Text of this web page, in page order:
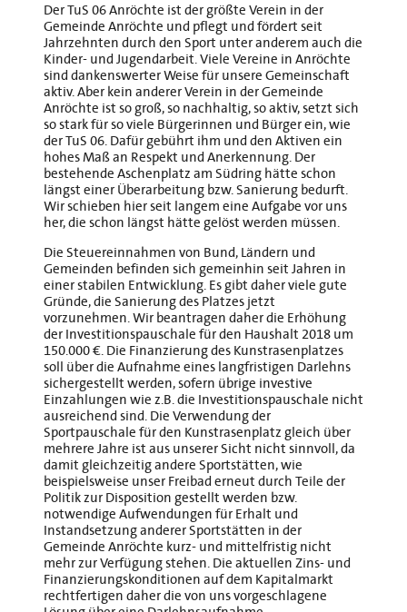
Der TuS 06 Anröchte ist der größte Verein in der
Gemeinde Anröchte und pflegt und fördert seit
Jahrzehnten durch den Sport unter anderem auch die
Kinder- und Jugendarbeit. Viele Vereine in Anröchte
sind dankenswerter Weise für unsere Gemeinschaft
aktiv. Aber kein anderer Verein in der Gemeinde
Anröchte ist so groß, so nachhaltig, so aktiv, setzt sich
so stark für so viele Bürgerinnen und Bürger ein, wie
der TuS 06. Dafür gebührt ihm und den Aktiven ein
hohes Maß an Respekt und Anerkennung. Der
bestehende Aschenplatz am Südring hätte schon
längst einer Überarbeitung bzw. Sanierung bedurft.
Wir schieben hier seit langem eine Aufgabe vor uns
her, die schon längst hätte gelöst werden müssen.
Die Steuereinnahmen von Bund, Ländern und
Gemeinden befinden sich gemeinhin seit Jahren in
einer stabilen Entwicklung. Es gibt daher viele gute
Gründe, die Sanierung des Platzes jetzt
vorzunehmen. Wir beantragen daher die Erhöhung
der Investitionspauschale für den Haushalt 2018 um
150.000 €. Die Finanzierung des Kunstrasenplatzes
soll über die Aufnahme eines langfristigen Darlehns
sichergestellt werden, sofern übrige investive
Einzahlungen wie z.B. die Investitionspauschale nicht
ausreichend sind. Die Verwendung der
Sportpauschale für den Kunstrasenplatz gleich über
mehrere Jahre ist aus unserer Sicht nicht sinnvoll, da
damit gleichzeitig andere Sportstätten, wie
beispielsweise unser Freibad erneut durch Teile der
Politik zur Disposition gestellt werden bzw.
notwendige Aufwendungen für Erhalt und
Instandsetzung anderer Sportstätten in der
Gemeinde Anröchte kurz- und mittelfristig nicht
mehr zur Verfügung stehen. Die aktuellen Zins- und
Finanzierungskonditionen auf dem Kapitalmarkt
rechtfertigen daher die von uns vorgeschlagene